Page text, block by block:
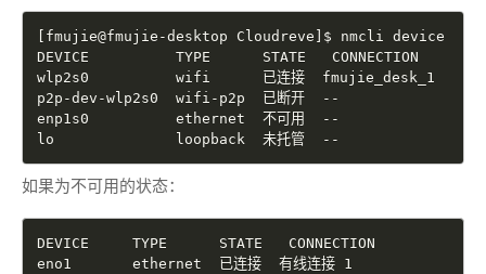
fmujie@fmujie-desktop Cloudreve
$ nmcli device
DEVICE          TYPE      STATE   CONNECTION
wlp2s0          wifi      已连接  fmujie_desk_1
p2p-dev-wlp2s0  wifi-p2p  已断开  --
enp1s0          ethernet  不可用  --
lo              loopback  未托管  --
如果为不可用的状态：
DEVICE     TYPE      STATE   CONNECTION
eno1       ethernet  已连接  有线连接 1